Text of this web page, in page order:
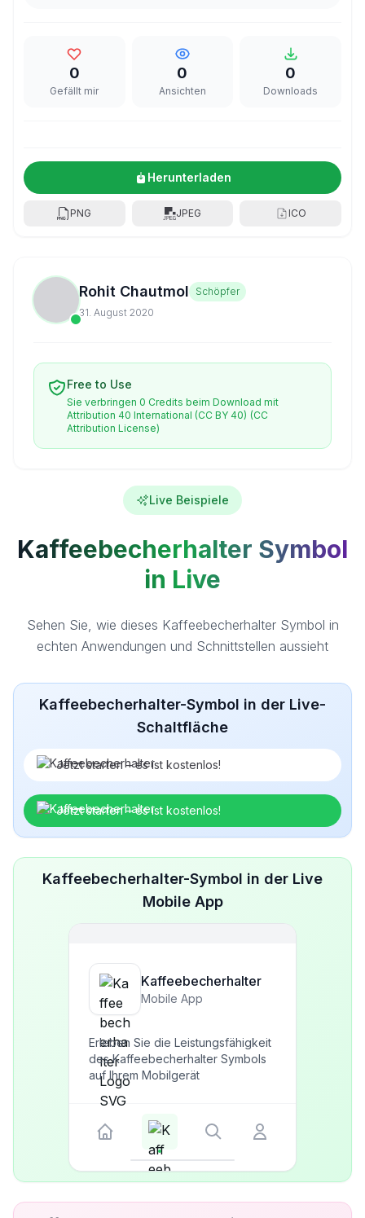
0
Gefällt mir
0
Ansichten
0
Downloads
Herunterladen
PNG JPEG ICO
Rohit Chautmol
Schöpfer
31. August 2020
Free to Use
Sie verbringen 0 Credits beim Download mit
Attribution 40 International (CC BY 40) (CC
Attribution License)
Live Beispiele
Kaffeebecherhalter Symbol
in Live
Sehen Sie, wie dieses Kaffeebecherhalter Symbol in
echten Anwendungen und Schnittstellen aussieht
Kaffeebecherhalter-Symbol in der Live-
Schaltfläche
Jetzt starten – es ist kostenlos!
Jetzt starten – es ist kostenlos!
Kaffeebecherhalter-Symbol in der Live
Mobile App
Kaffeebecherhalter
Mobile App
Erleben Sie die Leistungsfähigkeit
des Kaffeebecherhalter Symbols
auf Ihrem Mobilgerät